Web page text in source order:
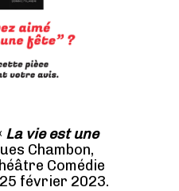
La vie est une
Chambon,
Comédie
février 2023.